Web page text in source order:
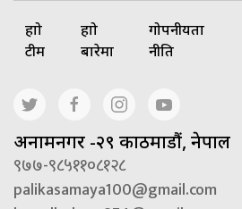
हाम्रो
टीम
हाम्रो
बारेमा
गोपनीयता
नीति
अनामनगर -२९ काठमाडौं, नेपाल
९७७-९८५११०८१२८
palikasamaya100@gmail.com